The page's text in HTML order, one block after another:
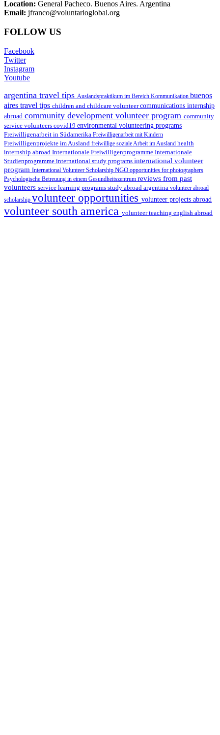
Location: General Pacheco. Buenos Aires. Argentina
Email: jfranco@voluntarioglobal.org
FOLLOW US
Facebook
Twitter
Instagram
Youtube
argentina travel tips Auslandspraktikum im Bereich Kommunikation buenos
aires travel tips children and childcare volunteercommunications internship
abroad community development volunteer program community
service volunteers covid19 environmental volunteering programs
Freiwilligenarbeit in Südamerika Freiwilligenarbeit mit Kindern
Freiwilligenprojekte im Ausland freiwillige soziale Arbeit im Ausland health
internship abroad Internationale Freiwilligenprogramme Internationale
Studienprogramme international study programs international volunteer
program International Volunteer Scholarship NGO opportunities for photographers
Psychologische Betreuung in einem Gesundheitszentrum reviews from past
volunteers service learning programs study abroad argentina volunteer abroad
scholarship volunteer opportunities volunteer projects abroad
volunteer south america volunteer teaching english abroad